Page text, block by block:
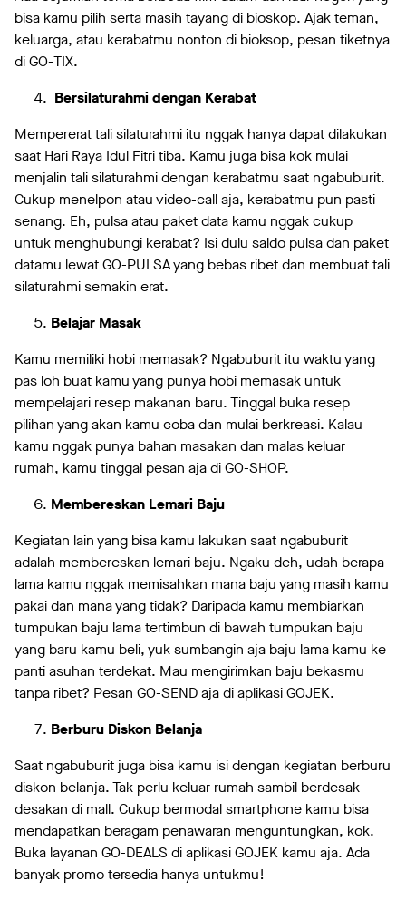
bisa kamu pilih serta masih tayang di bioskop. Ajak teman,
keluarga, atau kerabatmu nonton di bioksop, pesan tiketnya
di GO-TIX.
Bersilaturahmi dengan Kerabat
Mempererat tali silaturahmi itu nggak hanya dapat dilakukan
saat Hari Raya Idul Fitri tiba. Kamu juga bisa kok mulai
menjalin tali silaturahmi dengan kerabatmu saat ngabuburit.
Cukup menelpon atau video-call aja, kerabatmu pun pasti
senang. Eh, pulsa atau paket data kamu nggak cukup
untuk menghubungi kerabat? Isi dulu saldo pulsa dan paket
datamu lewat GO-PULSA yang bebas ribet dan membuat tali
silaturahmi semakin erat.
Belajar Masak
Kamu memiliki hobi memasak? Ngabuburit itu waktu yang
pas loh buat kamu yang punya hobi memasak untuk
mempelajari resep makanan baru. Tinggal buka resep
pilihan yang akan kamu coba dan mulai berkreasi. Kalau
kamu nggak punya bahan masakan dan malas keluar
rumah, kamu tinggal pesan aja di GO-SHOP.
Membereskan Lemari Baju
Kegiatan lain yang bisa kamu lakukan saat ngabuburit
adalah membereskan lemari baju. Ngaku deh, udah berapa
lama kamu nggak memisahkan mana baju yang masih kamu
pakai dan mana yang tidak? Daripada kamu membiarkan
tumpukan baju lama tertimbun di bawah tumpukan baju
yang baru kamu beli, yuk sumbangin aja baju lama kamu ke
panti asuhan terdekat. Mau mengirimkan baju bekasmu
tanpa ribet? Pesan GO-SENDaja di aplikasi GOJEK.
Berburu Diskon Belanja
Saat ngabuburit juga bisa kamu isi dengan kegiatan berburu
diskon belanja. Tak perlu keluar rumah sambil berdesak-
desakan di mall. Cukup bermodal smartphone kamu bisa
mendapatkan beragam penawaran menguntungkan, kok.
Buka layanan GO-DEALS di aplikasi GOJEK kamu aja. Ada
banyak promo tersedia hanya untukmu!